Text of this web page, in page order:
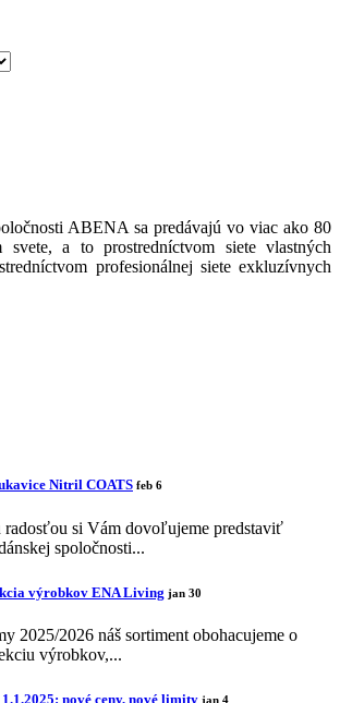
ABENA sa predávajú vo viac ako 80
svete, a to prostredníctvom siete vlastných
profesionálnej siete exkluzívnych
Nitril COATS feb 6
radosťou si Vám dovoľujeme predstaviť
spoločnosti...
výrobkov ENA Living jan 30
2025/2026 náš sortiment obohacujeme o
výrobkov,...
nové ceny, nové limity jan 4